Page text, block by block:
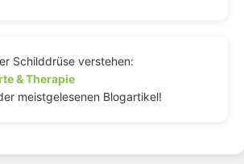
Schilddrüse verstehen:
& Therapie
meistgelesenen Blogartikel!